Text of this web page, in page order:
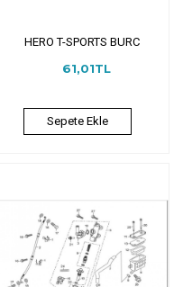
HERO T-SPORTS BURC
61,01TL
Sepete Ekle